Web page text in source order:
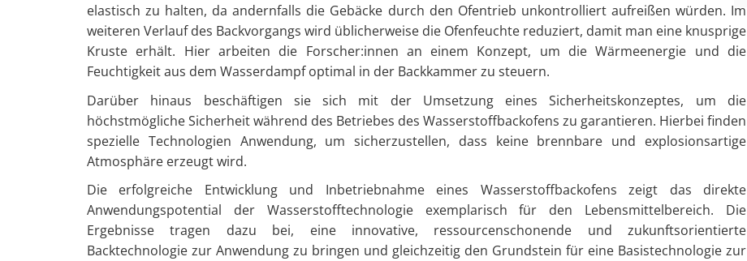
elastisch zu halten, da andernfalls die Gebäcke durch den Ofentrieb unkontrolliert aufreißen würden. Im
weiteren Verlauf des Backvorgangs wird üblicherweise die Ofenfeuchte reduziert, damit man eine knusprige
Kruste erhält. Hier arbeiten die Forscher:innen an einem Konzept, um die Wärmeenergie und die
Feuchtigkeit aus dem Wasserdampf optimal in der Backkammer zu steuern.
Darüber hinaus beschäftigen sie sich mit der Umsetzung eines Sicherheitskonzeptes, um die
höchstmögliche Sicherheit während des Betriebes des Wasserstoffbackofens zu garantieren. Hierbei finden
spezielle Technologien Anwendung, um sicherzustellen, dass keine brennbare und explosionsartige
Atmosphäre erzeugt wird.
Die erfolgreiche Entwicklung und Inbetriebnahme eines Wasserstoffbackofens zeigt das direkte
Anwendungspotential der Wasserstofftechnologie exemplarisch für den Lebensmittelbereich. Die
Ergebnisse tragen dazu bei, eine innovative, ressourcenschonende und zukunftsorientierte
Backtechnologie zur Anwendung zu bringen und gleichzeitig den Grundstein für eine Basistechnologie zur